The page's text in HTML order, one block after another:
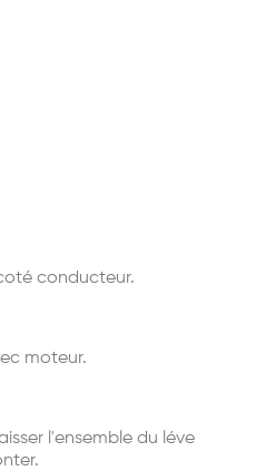
conducteur.
moteur.
l'ensemble du léve